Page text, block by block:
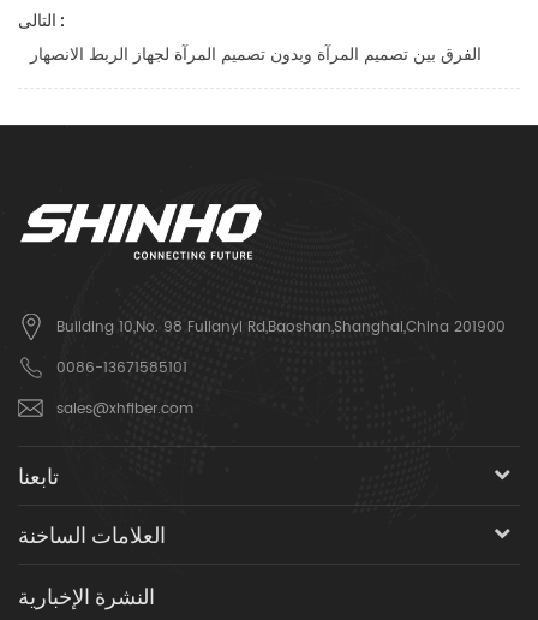
التالى :
الفرق بين تصميم المرآة وبدون تصميم المرآة لجهاز الربط الانصهار
Building 10,No. 98 Fulianyi Rd,Baoshan,Shanghai,China 201900
0086-13671585101
sales@xhfiber.com
تابعنا
العلامات الساخنة
النشرة الإخبارية